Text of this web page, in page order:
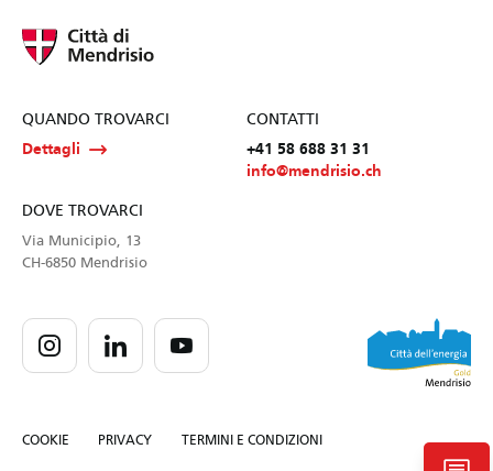
QUANDO TROVARCI
Dettagli
CONTATTI
+41 58 688 31 31
info@mendrisio.ch
DOVE TROVARCI
Via Municipio, 13
CH-6850 Mendrisio
COOKIE PRIVACY TERMINI E CONDIZIONI